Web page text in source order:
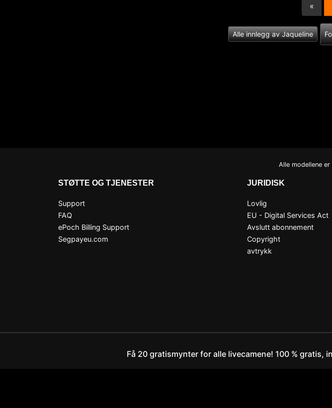
«
Alle innlegg av Jaqueline
Alle modellene
STØTTE OG TJENESTER
Support
FAQ
ePoch Billing Support
Segpayeu.com
JURIDISK
Lovlig
EU - Digital Services Act
Avslutt abonnement
Copyright
avtrykk
Få 20 gratismynter for alle livecamene! 100 % gratis,